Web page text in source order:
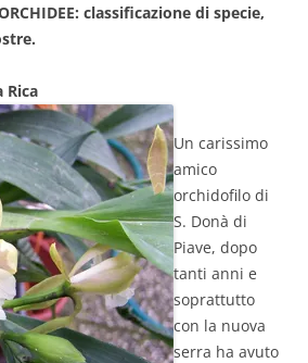
classificazione di specie,
Rica
Un carissimo
amico
orchidofilo di
S. Donà di
Piave, dopo
tanti anni e
soprattutto
con la nuova
serra ha avuto